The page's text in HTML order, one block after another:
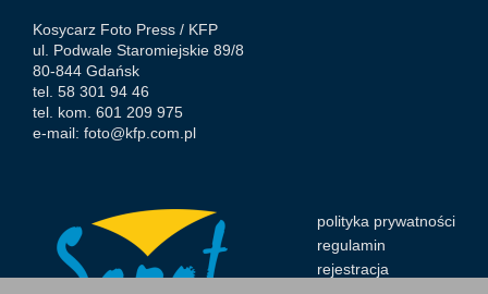
Kosycarz Foto Press / KFP
ul. Podwale Staromiejskie 89/8
80-844 Gdańsk
tel. 58 301 94 46
tel. kom. 601 209 975
e-mail: foto@kfp.com.pl
polityka prywatności
regulamin
rejestracja